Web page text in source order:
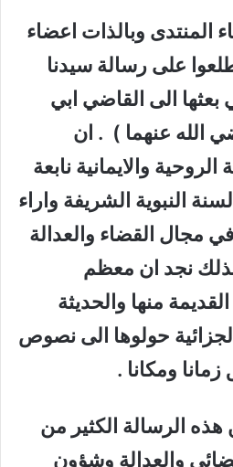
المنتدى وبالذات اعضاء
على رسالة سيدنا
الى القاضي ابي
الله عنهما ) . ان
والايمانية نابعة
النبوية الشريفة واراء
مجال القضاء والعدالة
نجد ان معظم
منها والحديثة
حولوها الى نصوص
ومكانا .
الرسالة الكثير من
والعدالة وشؤون